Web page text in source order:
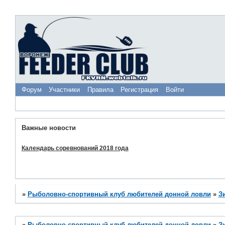
Форум Участники Правила Регистрация Войти
Важные новости
Календарь соревнований 2018 года
» Рыболовно-спортивный клуб любителей донной ловли »